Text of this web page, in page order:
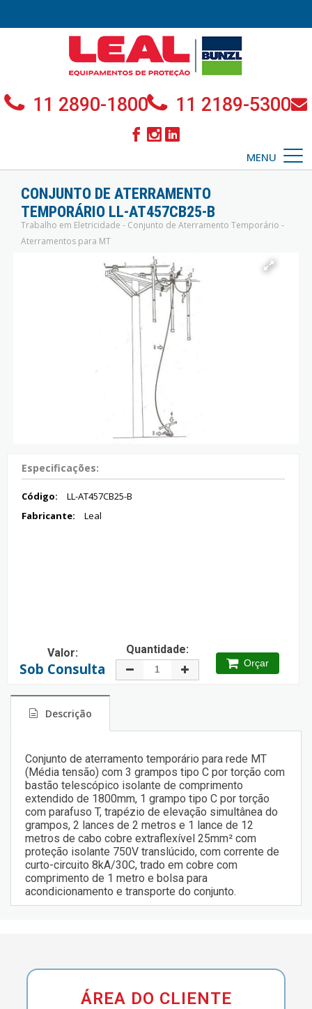
11 2890-1800 11 2189-5300
MENU
CONJUNTO DE ATERRAMENTO
TEMPORÁRIO LL-AT457CB25-B
Trabalho em Eletricidade - Conjunto de Aterramento Temporário -
Aterramentos para MT
Especificações:
Código:
LL-AT457CB25-B
Fabricante:
Leal
Valor:
Sob Consulta
Quantidade:
Orçar
Descrição
Conjunto de aterramento temporário para rede MT
(Média tensão) com 3 grampos tipo C por torção com
bastão telescópico isolante de comprimento
extendido de 1800mm, 1 grampo tipo C por torção
com parafuso T, trapézio de elevação simultânea do
grampos, 2 lances de 2 metros e 1 lance de 12
metros de cabo cobre extraflexível 25mm² com
proteção isolante 750V translúcido, com corrente de
curto-circuito 8kA/30C, trado em cobre com
comprimento de 1 metro e bolsa para
acondicionamento e transporte do conjunto.
ÁREA DO CLIENTE